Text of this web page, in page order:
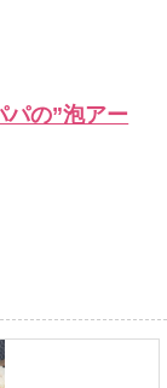
パの”泡アー